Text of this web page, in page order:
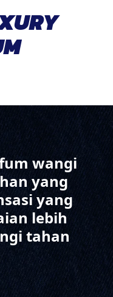
wangi
yang
yang
lebih
tahan